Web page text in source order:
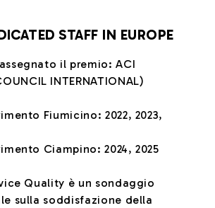
STAFF IN EUROPE
il premio: ACI
INTERNATIONAL)
Fiumicino: 2022, 2023,
Ciampino: 2024, 2025
Quality è un sondaggio
sulla soddisfazione della